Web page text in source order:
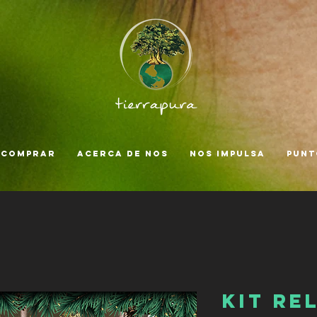
comprar Acerca de nos Nos impulsa
Kit